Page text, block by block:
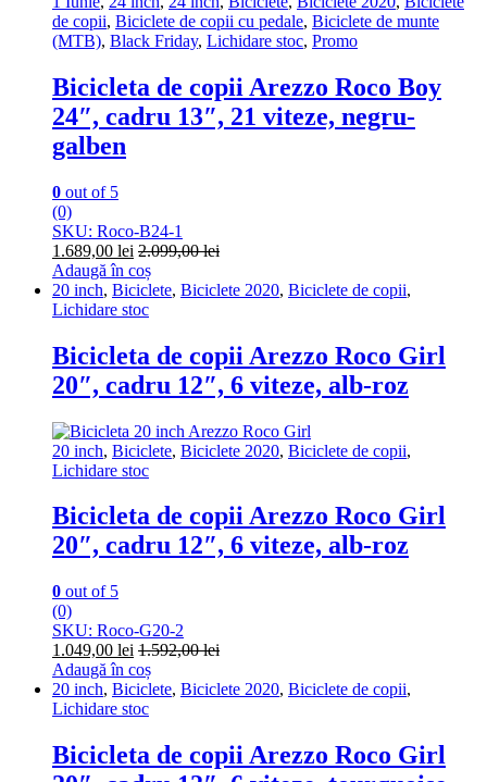
de copii, Biciclete de copii cu pedale, Biciclete de munte
(MTB), Black Friday, Lichidare stoc, Promo
Bicicleta de copii Arezzo Roco Boy
24″, cadru 13″, 21 viteze, negru-
galben
0 out of 5
(0)
SKU: Roco-B24-1
1.689,00 lei 2.099,00lei
Adaugă în coș
20 inch, Biciclete, Biciclete 2020, Biciclete de copii,
Lichidare stoc
Bicicleta de copii Arezzo Roco Girl
20″, cadru 12″, 6 viteze, alb-roz
20 inch, Biciclete, Biciclete 2020, Biciclete de copii,
Lichidare stoc
Bicicleta de copii Arezzo Roco Girl
20″, cadru 12″, 6 viteze, alb-roz
0 out of 5
(0)
SKU: Roco-G20-2
1.049,00 lei 1.592,00lei
Adaugă în coș
20 inch, Biciclete, Biciclete 2020, Biciclete de copii,
Lichidare stoc
Bicicleta de copii Arezzo Roco Girl